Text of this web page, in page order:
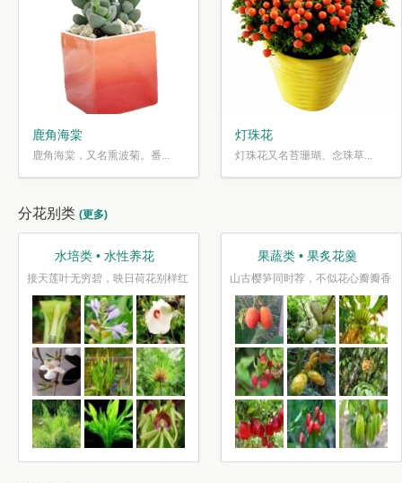
鹿角海棠
鹿角海棠，又名熏波菊。番...
灯珠花
灯珠花又名苔珊瑚、念珠草...
分花别类 (更多)
水培类 • 水性养花
接天莲叶无穷碧，映日荷花别样红
果蔬类 • 果炙花羹
山古樱笋同时荐，不似花心瓣瓣香